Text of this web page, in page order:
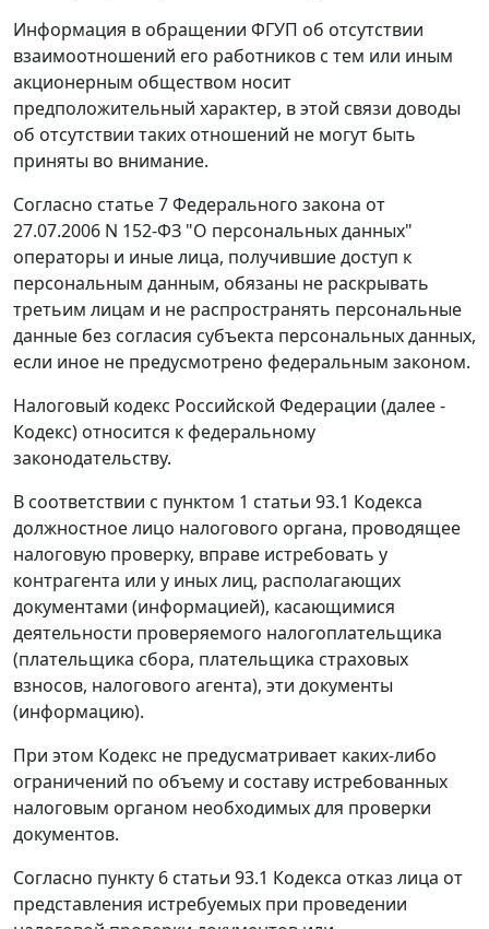
Информация в обращении ФГУП об отсутствии
взаимоотношений его работников с тем или иным
акционерным обществом носит
предположительный характер, в этой связи доводы
об отсутствии таких отношений не могут быть
приняты во внимание.
Согласно статье 7 Федерального закона от
27.07.2006 N 152-ФЗ "О персональных данных"
операторы и иные лица, получившие доступ к
персональным данным, обязаны не раскрывать
третьим лицам и не распространять персональные
данные без согласия субъекта персональных данных,
если иное не предусмотрено федеральным законом.
Налоговый кодекс Российской Федерации (далее -
Кодекс) относится к федеральному
законодательству.
В соответствии с пунктом 1 статьи 93.1 Кодекса
должностное лицо налогового органа, проводящее
налоговую проверку, вправе истребовать у
контрагента или у иных лиц, располагающих
документами (информацией), касающимися
деятельности проверяемого налогоплательщика
(плательщика сбора, плательщика страховых
взносов, налогового агента), эти документы
(информацию).
При этом Кодекс не предусматривает каких-либо
ограничений по объему и составу истребованных
налоговым органом необходимых для проверки
документов.
Согласно пункту 6 статьи 93.1 Кодекса отказ лица от
представления истребуемых при проведении